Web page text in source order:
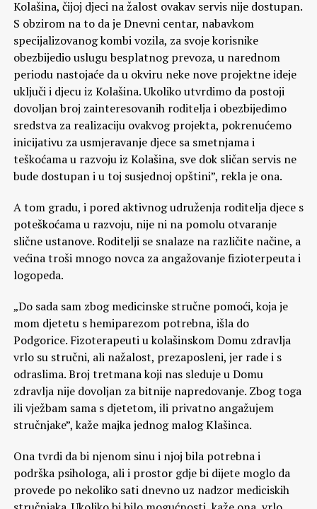
Kolašina, čijoj djeci na žalost ovakav servis nije dostupan.
S obzirom na to da je Dnevni centar, nabavkom
specijalizovanog kombi vozila, za svoje korisnike
obezbijedio uslugu besplatnog prevoza, u narednom
periodu nastojaće da u okviru neke nove projektne ideje
uključi i djecu iz Kolašina. Ukoliko utvrdimo da postoji
dovoljan broj zainteresovanih roditelja i obezbijedimo
sredstva za realizaciju ovakvog projekta, pokrenućemo
inicijativu za usmjeravanje djece sa smetnjama i
teškoćama u razvoju iz Kolašina, sve dok sličan servis ne
bude dostupan i u toj susjednoj opštini”, rekla je ona.
A tom gradu, i pored aktivnog udruženja roditelja djece s
poteškoćama u razvoju, nije ni na pomolu otvaranje
slične ustanove. Roditelji se snalaze na različite načine, a
većina troši mnogo novca za angažovanje fizioterpeuta i
logopeda.
„Do sada sam zbog medicinske stručne pomoći, koja je
mom djetetu s hemiparezom potrebna, išla do
Podgorice. Fizoterapeuti u kolašinskom Domu zdravlja
vrlo su stručni, ali nažalost, prezaposleni, jer rade i s
odraslima. Broj tretmana koji nas sleduje u Domu
zdravlja nije dovoljan za bitnije napredovanje. Zbog toga
ili vježbam sama s djetetom, ili privatno angažujem
stručnjake”, kaže majka jednog malog Klašinca.
Ona tvrdi da bi njenom sinu i njoj bila potrebna i
podrška psihologa, ali i prostor gdje bi dijete moglo da
provede po nekoliko sati dnevno uz nadzor mediciskih